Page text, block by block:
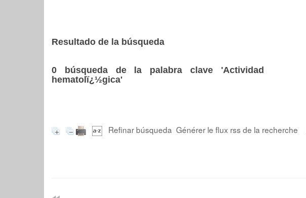
Resultado de la búsqueda
0 búsqueda de la palabra clave 'Actividad
hematolï¿½gica'
Refinar búsqueda Générer le flux rss de la recherche